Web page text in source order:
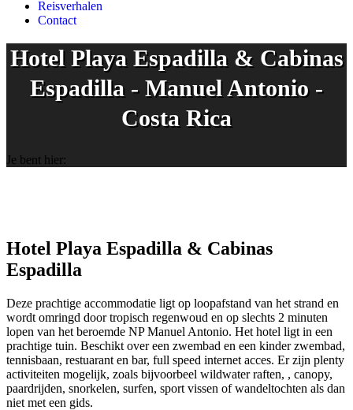
Reisverhalen
Contact
Hotel Playa Espadilla & Cabinas
Espadilla - Manuel Antonio -
Costa Rica
Je bent hier:
Hotel Playa Espadilla & Cabinas
Espadilla
Deze prachtige accommodatie ligt op loopafstand van het strand en
wordt omringd door tropisch regenwoud en op slechts 2 minuten
lopen van het beroemde NP Manuel Antonio. Het hotel ligt in een
prachtige tuin. Beschikt over een zwembad en een kinder zwembad,
tennisbaan, restuarant en bar, full speed internet acces. Er zijn plenty
activiteiten mogelijk, zoals bijvoorbeel wildwater raften, , canopy,
paardrijden, snorkelen, surfen, sport vissen of wandeltochten als dan
niet met een gids.